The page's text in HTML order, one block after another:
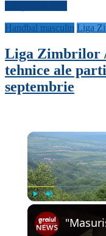
Handbal masculin Liga
Liga Zimbrilor /
tehnice ale
septembrie